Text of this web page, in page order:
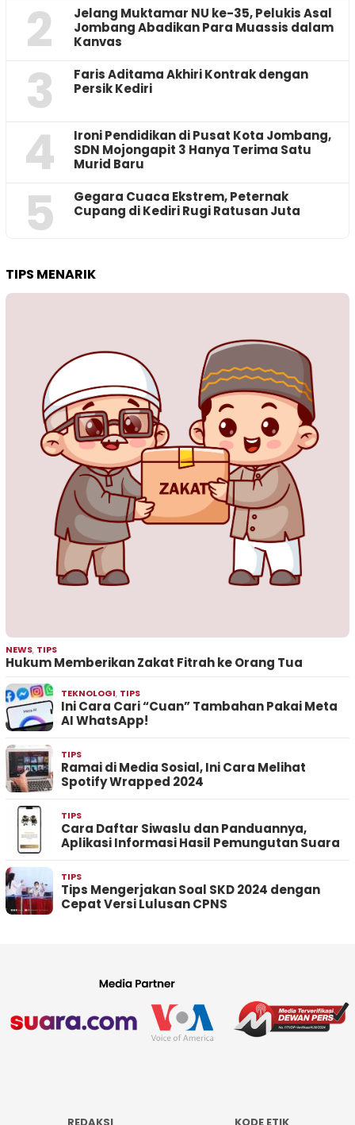
2
Jelang Muktamar NU ke-35, Pelukis Asal
Jombang Abadikan Para Muassis dalam
Kanvas
3
Faris Aditama Akhiri Kontrak dengan
Persik Kediri
4
Ironi Pendidikan di Pusat Kota Jombang,
SDN Mojongapit 3 Hanya Terima Satu
Murid Baru
5
‎Gegara Cuaca Ekstrem, Peternak
Cupang di Kediri Rugi Ratusan Juta
TIPS MENARIK
NEWS, TIPS
Hukum Memberikan Zakat Fitrah ke Orang Tua
TEKNOLOGI, TIPS
Ini Cara Cari “Cuan” Tambahan Pakai Meta
AI WhatsApp!
TIPS
Ramai di Media Sosial, Ini Cara Melihat
Spotify Wrapped 2024
TIPS
Cara Daftar Siwaslu dan Panduannya,
Aplikasi Informasi Hasil Pemungutan Suara
TIPS
Tips Mengerjakan Soal SKD 2024 dengan
Cepat Versi Lulusan CPNS